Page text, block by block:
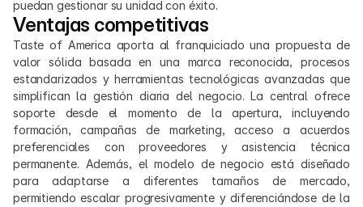
puedan gestionar su unidad con éxito.
Ventajas competitivas
Taste of America aporta al franquiciado una propuesta de
valor sólida basada en una marca reconocida, procesos
estandarizados y herramientas tecnológicas avanzadas que
simplifican la gestión diaria del negocio. La central ofrece
soporte desde el momento de la apertura, incluyendo
formación, campañas de marketing, acceso a acuerdos
preferenciales con proveedores y asistencia técnica
permanente. Además, el modelo de negocio está diseñado
para adaptarse a diferentes tamaños de mercado,
permitiendo escalar progresivamente y diferenciándose de la